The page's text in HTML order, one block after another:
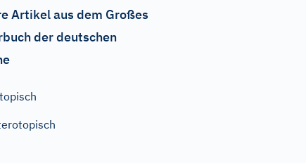
Artikel aus dem Großes
der deutschen